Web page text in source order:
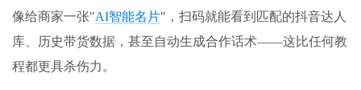
像给商家一张"AI智能名片"，扫码就能看到匹配的抖音达人
库、历史带货数据，甚至自动生成合作话术——这比任何教
程都更具杀伤力。